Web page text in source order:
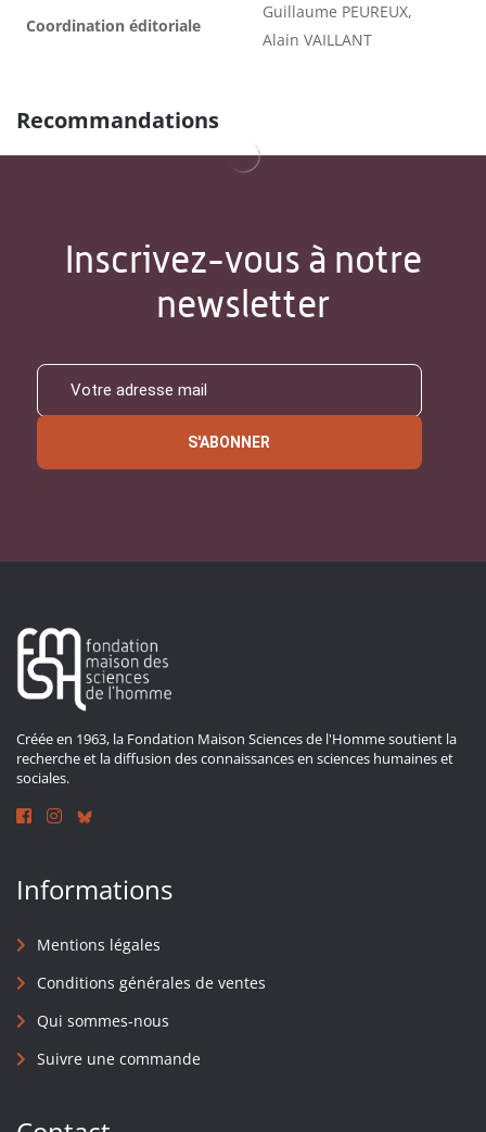
Coordination éditoriale
Guillaume PEUREUX,
Alain VAILLANT
Recommandations
Inscrivez-vous à notre
newsletter
S'ABONNER
Créée en 1963, la Fondation Maison Sciences de l'Homme soutient la
recherche et la diffusion des connaissances en sciences humaines et
sociales.
Informations
Mentions légales
Conditions générales de ventes
Qui sommes-nous
Suivre une commande